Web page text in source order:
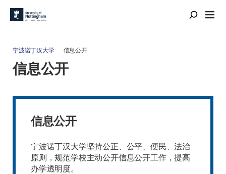
宁波诺丁汉大学 信息公开
信息公开
信息公开
宁波诺丁汉大学坚持公正、公平、便民、法治
原则，规范学校主动公开信息公开工作，提高
办学透明度。